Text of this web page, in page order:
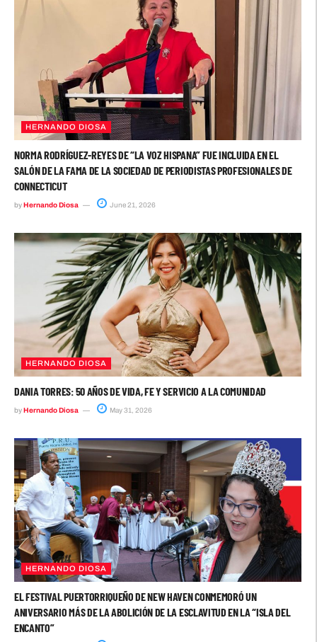
HERNANDO DIOSA
NORMA RODRÍGUEZ-REYES DE “LA VOZ HISPANA” FUE INCLUIDA EN EL
SALÓN DE LA FAMA DE LA SOCIEDAD DE PERIODISTAS PROFESIONALES DE
CONNECTICUT
byHernando Diosa June 21, 2026
HERNANDO DIOSA
DANIA TORRES: 50 AÑOS DE VIDA, FE Y SERVICIO A LA COMUNIDAD
byHernando Diosa May 31, 2026
HERNANDO DIOSA
EL FESTIVAL PUERTORRIQUEÑO DE NEW HAVEN CONMEMORÓ UN
ANIVERSARIO MÁS DE LA ABOLICIÓN DE LA ESCLAVITUD EN LA “ISLA DEL
ENCANTO”